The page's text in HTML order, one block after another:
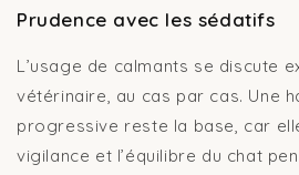
Prudence avec les sédatifs
L’usage de calmants se discute
vétérinaire, au cas par cas. Une
progressive reste la base, car
vigilance et l’équilibre du chat